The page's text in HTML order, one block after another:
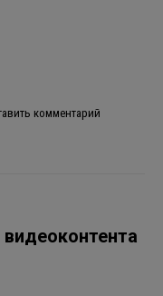
комментарий